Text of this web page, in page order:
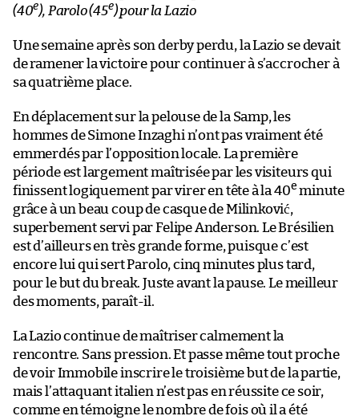
(40e), Parolo (45e) pour la Lazio
Une semaine après son derby perdu, la Lazio se devait
de ramener la victoire pour continuer à s’accrocher à
sa quatrième place.
En déplacement sur la pelouse de la Samp, les
hommes de Simone Inzaghi n’ont pas vraiment été
emmerdés par l’opposition locale. La première
période est largement maîtrisée par les visiteurs qui
finissent logiquement par virer en tête à la 40e minute
grâce à un beau coup de casque de Milinković,
superbement servi par Felipe Anderson. Le Brésilien
est d’ailleurs en très grande forme, puisque c’est
encore lui qui sert Parolo, cinq minutes plus tard,
pour le but du break. Juste avant la pause. Le meilleur
des moments, paraît-il.
La Lazio continue de maîtriser calmement la
rencontre. Sans pression. Et passe même tout proche
de voir Immobile inscrire le troisième but de la partie,
mais l’attaquant italien n’est pas en réussite ce soir,
comme en témoigne le nombre de fois où il a été